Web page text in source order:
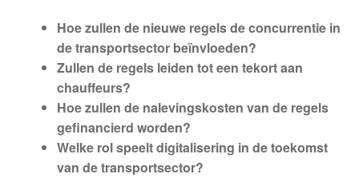
Hoe zullen de nieuwe regels de concurrentie in
de transportsector beïnvloeden?
Zullen de regels leiden tot een tekort aan
chauffeurs?
Hoe zullen de nalevingskosten van de regels
gefinancierd worden?
Welke rol speelt digitalisering in de toekomst
van de transportsector?